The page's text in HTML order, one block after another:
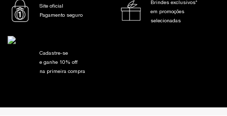
Site oficial
Pagamento seguro
Brindes exclusivos*
em promoções
selecionadas
Cadastre-se
e ganhe 10% off
na primeira compra